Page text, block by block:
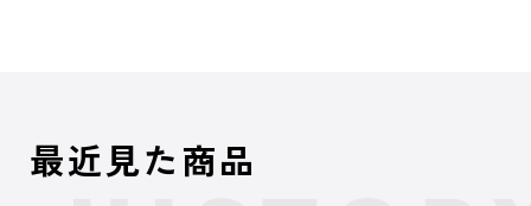
最近見た商品